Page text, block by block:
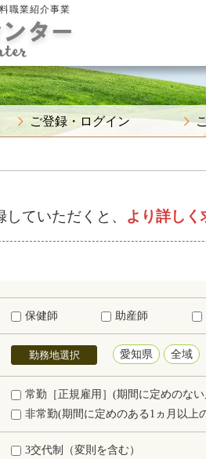
職業紹介事業
ご登録・ログイン
していただくと、 より詳しく
保健師 助産師
勤務地選択 愛知県 全域
常勤［正規雇用］(期間に定めのな
非常勤(期間に定めのある1ヵ月以上
3交代制（変則を含む）